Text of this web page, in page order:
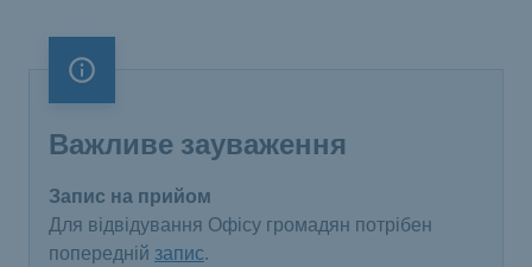
Важливе зауваження
Важливе зауваження
Запис на прийом
Для відвідування Офісу громадян потрібен
попередній запис.